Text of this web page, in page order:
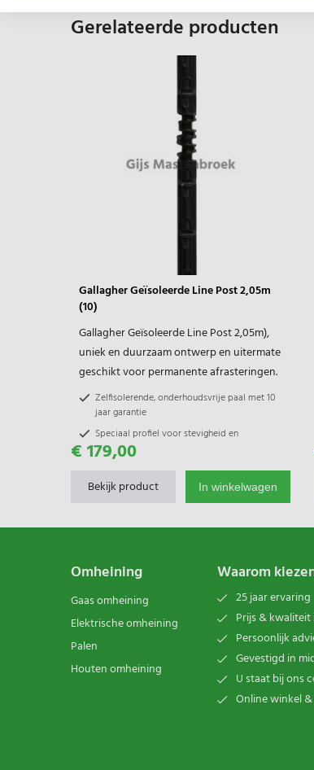
Gerelateerde producten
Gallagher Geïsoleerde Line Post 2,05m
(10)
Gallagher Geïsoleerde Line Post 2,05m),
uniek en duurzaam ontwerp en uitermate
geschikt voor permanente afrasteringen.
Zelfisolerende, onderhoudsvrije paal met 10
jaar garantie
Speciaal profiel voor stevigheid en
flexibiliteit
Glasvezel kern met UV beschermde
polyethyleen buitenzijde
€ 179,00
Bekijk product In winkelwagen
Omheining
Gaas omheining
Elektrische omheining
Palen
Houten omheining
Waarom
25 jaar ervaring
Prijs &
Persoonlijk
Gevestigd in
U staat bij ons
Online winkel